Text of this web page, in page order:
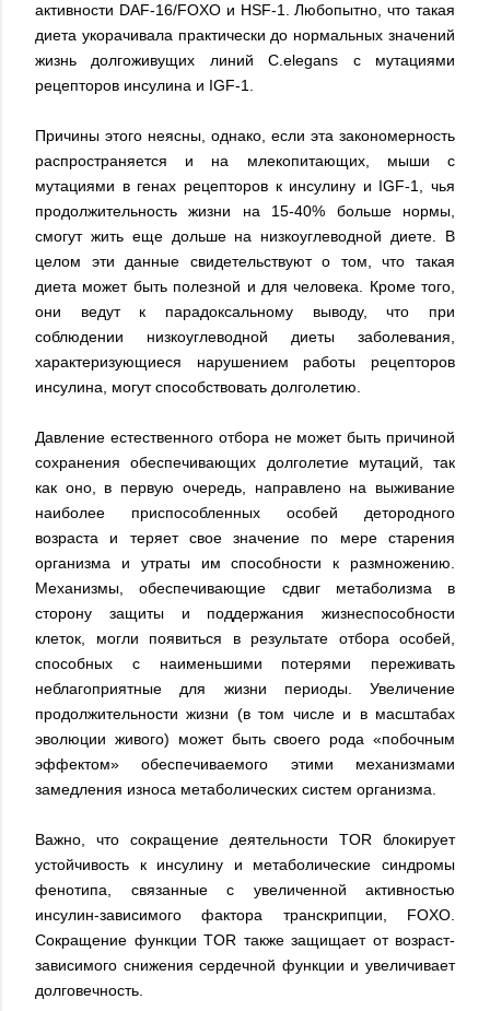
активности DAF-16/FOXO и HSF-1. Любопытно, что такая
диета укорачивала практически до нормальных значений
жизнь долгоживущих линий C.elegans с мутациями
рецепторов инсулина и IGF-1.
Причины этого неясны, однако, если эта закономерность
распространяется и на млекопитающих, мыши с
мутациями в генах рецепторов к инсулину и IGF-1, чья
продолжительность жизни на 15-40% больше нормы,
смогут жить еще дольше на низкоуглеводной диете. В
целом эти данные свидетельствуют о том, что такая
диета может быть полезной и для человека. Кроме того,
они ведут к парадоксальному выводу, что при
соблюдении низкоуглеводной диеты заболевания,
характеризующиеся нарушением работы рецепторов
инсулина, могут способствовать долголетию.
Давление естественного отбора не может быть причиной
сохранения обеспечивающих долголетие мутаций, так
как оно, в первую очередь, направлено на выживание
наиболее приспособленных особей детородного
возраста и теряет свое значение по мере старения
организма и утраты им способности к размножению.
Механизмы, обеспечивающие сдвиг метаболизма в
сторону защиты и поддержания жизнеспособности
клеток, могли появиться в результате отбора особей,
способных с наименьшими потерями переживать
неблагоприятные для жизни периоды. Увеличение
продолжительности жизни (в том числе и в масштабах
эволюции живого) может быть своего рода «побочным
эффектом» обеспечиваемого этими механизмами
замедления износа метаболических систем организма.
Важно, что сокращение деятельности TOR блокирует
устойчивость к инсулину и метаболические синдромы
фенотипа, связанные с увеличенной активностью
инсулин-зависимого фактора транскрипции, FOXO.
Сокращение функции TOR также защищает от возраст-
зависимого снижения сердечной функции и увеличивает
долговечность.